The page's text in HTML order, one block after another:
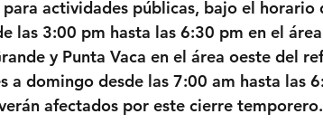
actividades públicas, bajo el horario
las 3:00 pm hasta las 6:30 pm en el
y Punta Vaca en el área oeste del
a domingo desde las 7:00 am hasta las
afectados por este cierre temporero.